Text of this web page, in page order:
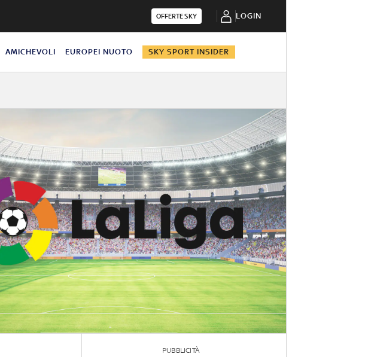
OFFERTE SKY LOGIN
AMICHEVOLI EUROPEI NUOTO SKY SPORT INSIDER
PUBBLICITÀ